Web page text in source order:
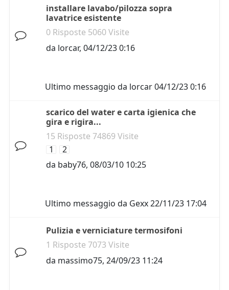
installare lavabo/pilozza sopra
lavatrice esistente
0 Risposte 5060 Visite
da lorcar, 04/12/23 0:16
Ultimo messaggio da lorcar04/12/23 0:16
scarico del water e carta igienica che
gira e rigira...
15 Risposte 74869 Visite
1
2
da baby76, 08/03/10 10:25
Ultimo messaggio da Gexx22/11/23 17:04
Pulizia e verniciature termosifoni
1 Risposte 7073 Visite
da massimo75, 24/09/23 11:24